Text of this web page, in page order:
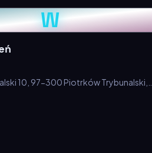
W
10, 97-300 Piotrków Trybunalski,